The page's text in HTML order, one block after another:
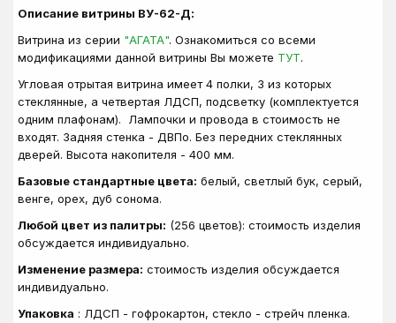
Описание витрины ВУ-62-Д:
Витрина из серии "АГАТА". Ознакомиться со всеми
модификациями данной витрины Вы можете ТУТ.
Угловая отрытая витрина имеет 4 полки, 3 из которых
стеклянные, а четвертая ЛДСП, подсветку (комплектуется
одним плафонам). Лампочки и провода в стоимость не
входят. Задняя стенка - ДВПо. Без передних стеклянных
дверей. Высота накопителя - 400 мм.
Базовые стандартные цвета: белый, светлый бук, серый,
венге, орех, дуб сонома.
Любой цвет из палитры: (256 цветов): стоимость изделия
обсуждается индивидуально.
Изменение размера: стоимость изделия обсуждается
индивидуально.
Упаковка : ЛДСП - гофрокартон, стекло - стрейч пленка.